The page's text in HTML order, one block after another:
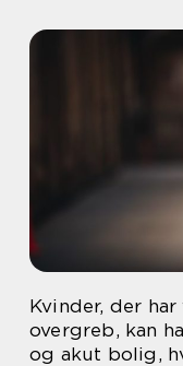
Kvinder, der
overgreb, kan
og akut bolig,